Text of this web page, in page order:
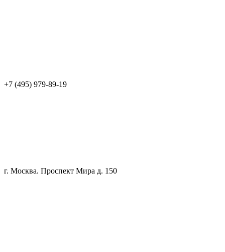
+7 (495) 979-89-19
г. Москва. Проспект Мира д. 150